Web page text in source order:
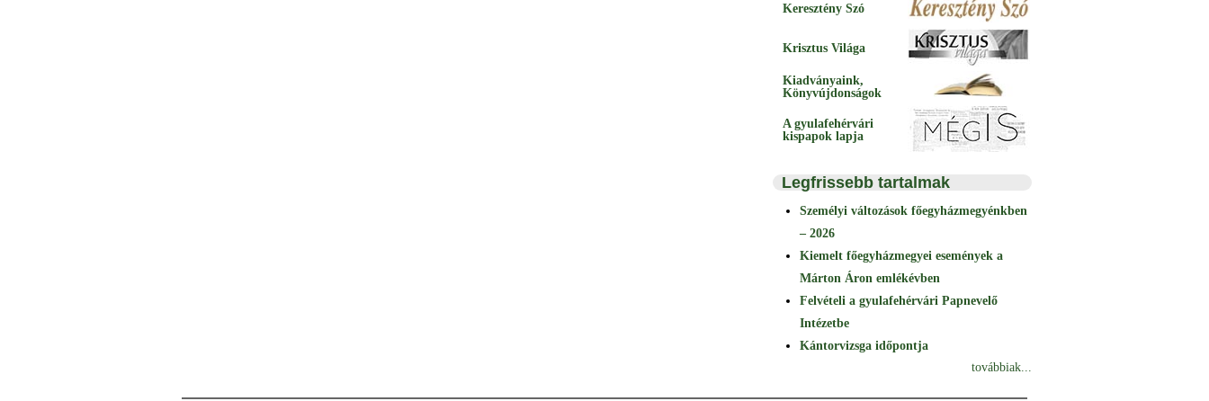
Keresztény Szó
Krisztus Világa
Kiadványaink,
Könyvújdonságok
A gyulafehérvári
kispapok lapja
Legfrissebb tartalmak
Személyi változások főegyházmegyénkben
– 2026
Kiemelt főegyházmegyei események a
Márton Áron emlékévben
Felvételi a gyulafehérvári Papnevelő
Intézetbe
Kántorvizsga időpontja
továbbiak...